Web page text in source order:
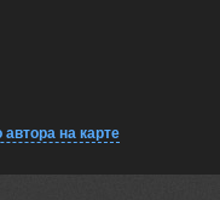
на карте